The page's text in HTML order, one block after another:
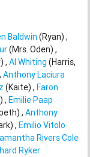
Baldwin (Ryan)
(Mrs. Oden)
Al Whiting (Harris,
Anthony Laciura
(Kaite) Faron
Emilie Paap
Anthony
Emilio Vitolo
Rivers Cole
Ryker